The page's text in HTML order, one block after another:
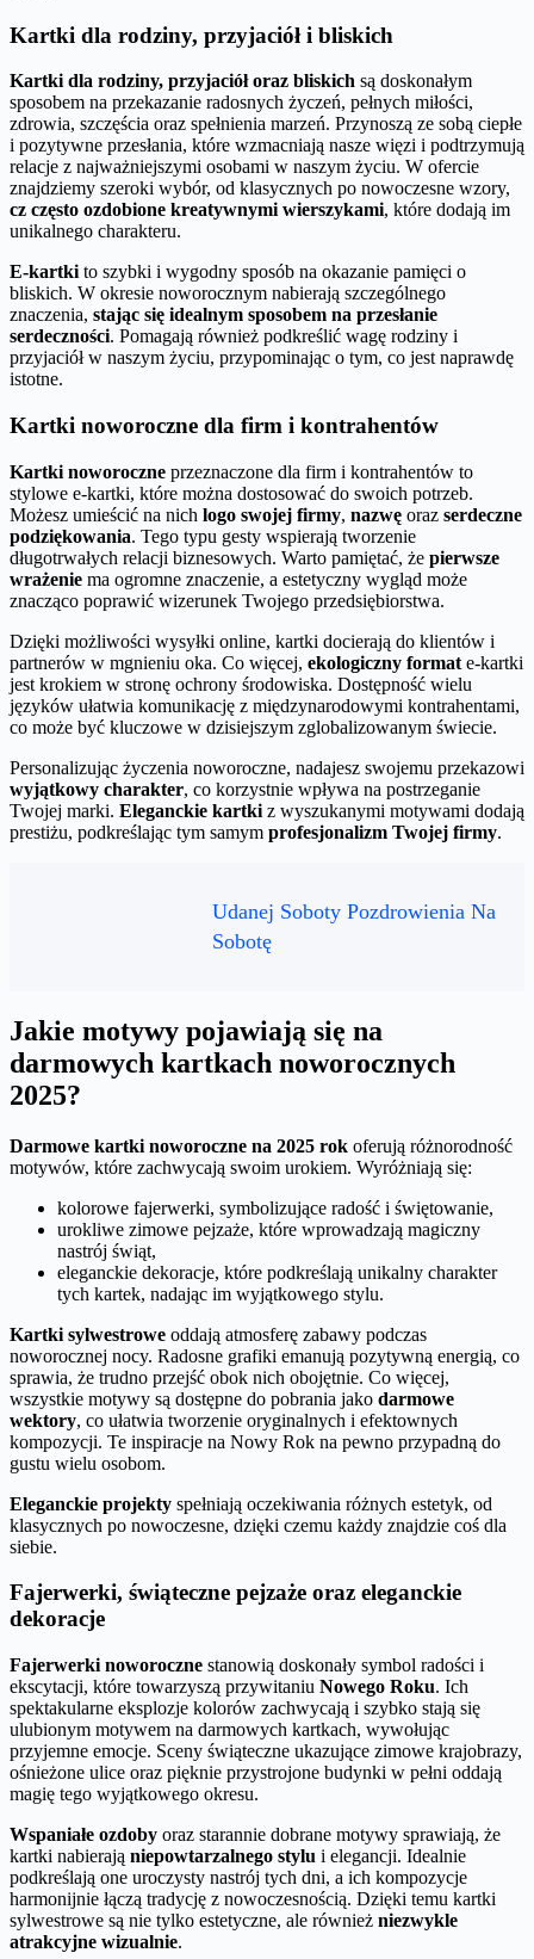
Kartki dla rodziny, przyjaciół i bliskich
Kartki dla rodziny, przyjaciół oraz bliskich są doskonałym
sposobem na przekazanie radosnych życzeń, pełnych miłości,
zdrowia, szczęścia oraz spełnienia marzeń. Przynoszą ze sobą ciepłe
i pozytywne przesłania, które wzmacniają nasze więzi i podtrzymują
relacje z najważniejszymi osobami w naszym życiu. W ofercie
znajdziemy szeroki wybór, od klasycznych po nowoczesne wzory,
cz często ozdobione kreatywnymi wierszykami, które dodają im
unikalnego charakteru.
E-kartkito szybki i wygodny sposób na okazanie pamięci o
bliskich. W okresie noworocznym nabierają szczególnego
znaczenia, stając się idealnym sposobem na przesłanie
serdeczności. Pomagają również podkreślić wagę rodziny i
przyjaciół w naszym życiu, przypominając o tym, co jest naprawdę
istotne.
Kartki noworoczne dla firm i kontrahentów
Kartki noworoczne przeznaczone dla firm i kontrahentów to
stylowe e-kartki, które można dostosować do swoich potrzeb.
Możesz umieścić na nich logo swojej firmy, nazwę oraz serdeczne
podziękowania. Tego typu gesty wspierają tworzenie
długotrwałych relacji biznesowych. Warto pamiętać, że pierwsze
wrażenie ma ogromne znaczenie, a estetyczny wygląd może
znacząco poprawić wizerunek Twojego przedsiębiorstwa.
Dzięki możliwości wysyłki online, kartki docierają do klientów i
partnerów w mgnieniu oka. Co więcej, ekologiczny format e-kartki
jest krokiem w stronę ochrony środowiska. Dostępność wielu
języków ułatwia komunikację z międzynarodowymi kontrahentami,
co może być kluczowe w dzisiejszym zglobalizowanym świecie.
Personalizując życzenia noworoczne, nadajesz swojemu przekazowi
wyjątkowy charakter, co korzystnie wpływa na postrzeganie
Twojej marki. Eleganckie kartki z wyszukanymi motywami dodają
prestiżu, podkreślając tym samym profesjonalizm Twojej firmy.
Udanej Soboty Pozdrowienia Na
Sobotę
Jakie motywy pojawiają się na
darmowych kartkach noworocznych
2025?
Darmowe kartki noworoczne na 2025 rok oferują różnorodność
motywów, które zachwycają swoim urokiem. Wyróżniają się:
kolorowe fajerwerki, symbolizujące radość i świętowanie,
urokliwe zimowe pejzaże, które wprowadzają magiczny
nastrój świąt,
eleganckie dekoracje, które podkreślają unikalny charakter
tych kartek, nadając im wyjątkowego stylu.
Kartki sylwestrowe oddają atmosferę zabawy podczas
noworocznej nocy. Radosne grafiki emanują pozytywną energią, co
sprawia, że trudno przejść obok nich obojętnie. Co więcej,
wszystkie motywy są dostępne do pobrania jako darmowe
wektory, co ułatwia tworzenie oryginalnych i efektownych
kompozycji. Te inspiracje na Nowy Rok na pewno przypadną do
gustu wielu osobom.
Eleganckie projekty spełniają oczekiwania różnych estetyk, od
klasycznych po nowoczesne, dzięki czemu każdy znajdzie coś dla
siebie.
Fajerwerki, świąteczne pejzaże oraz eleganckie
dekoracje
Fajerwerki noworoczne stanowią doskonały symbol radości i
ekscytacji, które towarzyszą przywitaniu Nowego Roku. Ich
spektakularne eksplozje kolorów zachwycają i szybko stają się
ulubionym motywem na darmowych kartkach, wywołując
przyjemne emocje. Sceny świąteczne ukazujące zimowe krajobrazy,
ośnieżone ulice oraz pięknie przystrojone budynki w pełni oddają
magię tego wyjątkowego okresu.
Wspaniałe ozdoby oraz starannie dobrane motywy sprawiają, że
kartki nabierają niepowtarzalnego stylu i elegancji. Idealnie
podkreślają one uroczysty nastrój tych dni, a ich kompozycje
harmonijnie łączą tradycję z nowoczesnością. Dzięki temu kartki
sylwestrowe są nie tylko estetyczne, ale również niezwykle
atrakcyjne wizualnie.